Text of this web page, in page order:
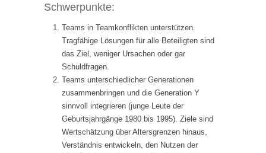
Schwerpunkte:
Teams in Teamkonflikten unterstützen.
Tragfähige Lösungen für alle Beteiligten sind
das Ziel, weniger Ursachen oder gar
Schuldfragen.
Teams unterschiedlicher Generationen
zusammenbringen und die Generation Y
sinnvoll integrieren (junge Leute der
Geburtsjahrgänge 1980 bis 1995). Ziele sind
Wertschätzung über Altersgrenzen hinaus,
Verständnis entwickeln, den Nutzen der